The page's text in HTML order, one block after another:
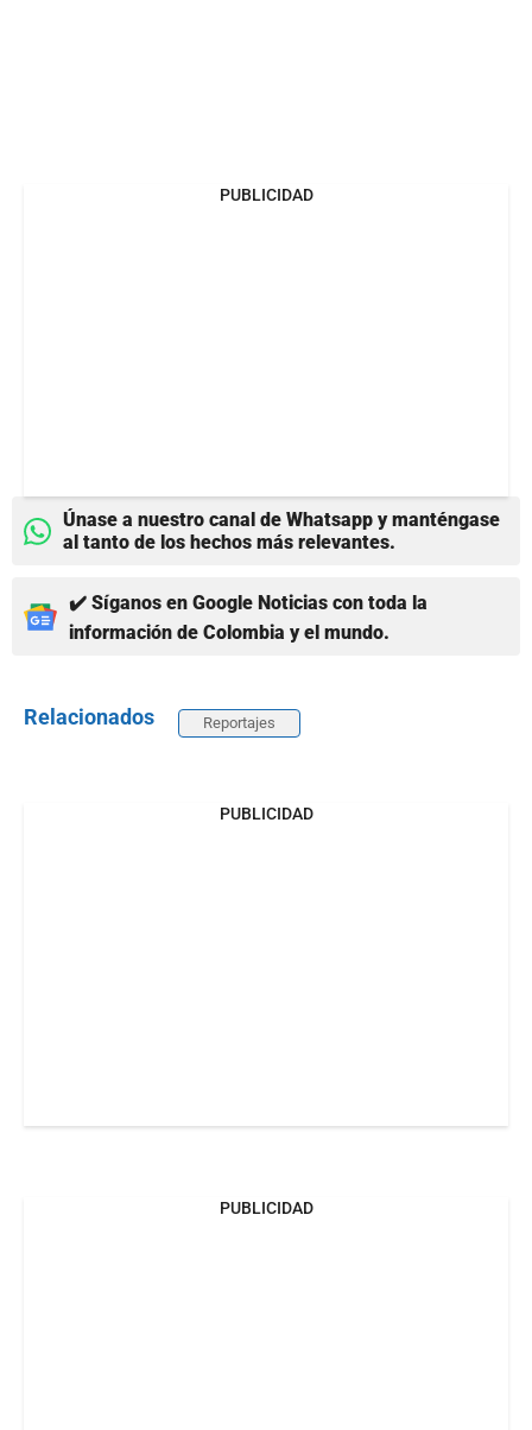
PUBLICIDAD
Únase a nuestro canal de Whatsapp y manténgase
al tanto de los hechos más relevantes.
✔️ Síganos en Google Noticias con toda la
información de Colombia y el mundo.
Relacionados Reportajes
PUBLICIDAD
PUBLICIDAD